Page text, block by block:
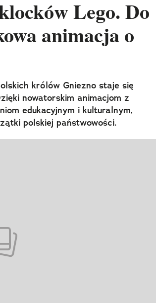
Lego. Do
animacja o
królów Gniezno staje się
nowatorskim animacjom z
edukacyjnym i kulturalnym,
polskiej państwowości.